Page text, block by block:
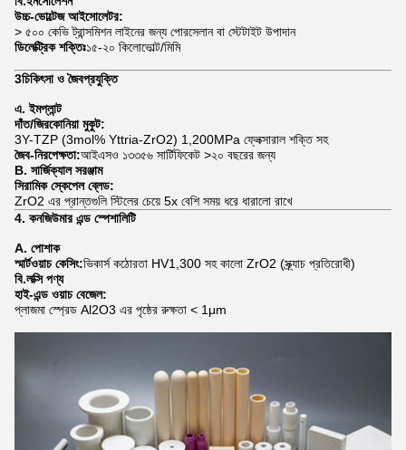
উচ্চ-ভোল্টেজ আইসোলেটর:
> ৫০০ কেভি ট্রান্সমিশন লাইনের জন্য পোরসেলান বা স্টেটাইট উপাদান
ডিলেক্ট্রিক শক্তিঃ১৫-২০ কিলোভোল্ট/মিমি
3চিকিৎসা ও জৈবপ্রযুক্তি
এ. ইমপ্লান্ট
দাঁত/জিরকোনিয়া মুকুট:
3Y-TZP (3mol% Yttria-ZrO2) 1,200MPa ফ্লেক্সারাল শক্তি সহ
জৈব-নিরপেক্ষতা:আইএসও ১৩৩৫৬ সার্টিফিকেট >২০ বছরের জন্য
B. সার্জিক্যাল সরঞ্জাম
সিরামিক স্কেপেল ব্লেড:
ZrO2 এর প্রান্তগুলি স্টিলের চেয়ে 5x বেশি সময় ধরে ধারালো রাখে
4. কনজিউমার এন্ড স্পেশালিটি
A. পোশাক
স্মার্টওয়াচ কেসিং:ভিকার্স কঠোরতা HV1,300 সহ কালো ZrO2 (স্ক্র্যাচ প্রতিরোধী)
বি.লক্সি পণ্য
হাই-এন্ড ওয়াচ বেজেল:
প্লাজমা স্প্রেড Al2O3 এর পৃষ্ঠের রুক্ষতা < 1μm